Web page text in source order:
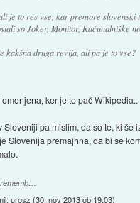
je to res vse, kar premore slovenski
so Joker, Monitor, Računalniške
kakšna druga revija, ali pa je to vse?
ker je to pač Wikipedia..
Sloveniji pa mislim, da so te, ki še
Slovenija premajhna, da bi se
urosz (30. nov 2013 ob 19:03)